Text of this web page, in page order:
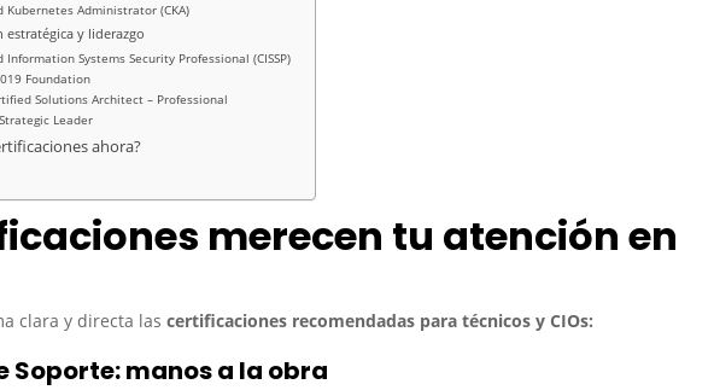
Kubernetes Administrator (CKA)
estratégica y liderazgo
Information Systems Security Professional (CISSP)
Foundation
Solutions Architect – Professional
Leader
ahora?
merecen tu atención en
clara y directa lascertificaciones recomendadas para técnicos y CIOs:
Soporte: manos a la obra